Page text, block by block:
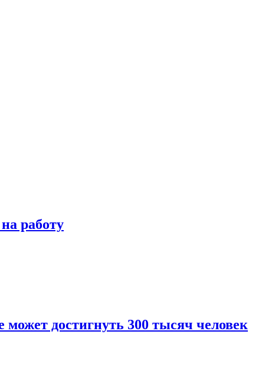
работу
может достигнуть 300 тысяч человек